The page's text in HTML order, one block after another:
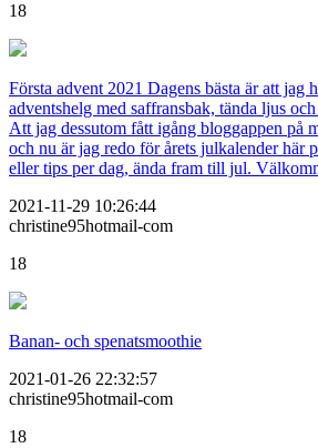
18
Första advent 2021 Dagens bästa är att jag
adventshelg med saffransbak, tända ljus
Att jag dessutom fått igång bloggappen på
och nu är jag redo för årets julkalender här
eller tips per dag, ända fram till jul.
2021-11-29 10:26:44
christine95hotmail-com
18
Banan- och spenatsmoothie
2021-01-26 22:32:57
christine95hotmail-com
18